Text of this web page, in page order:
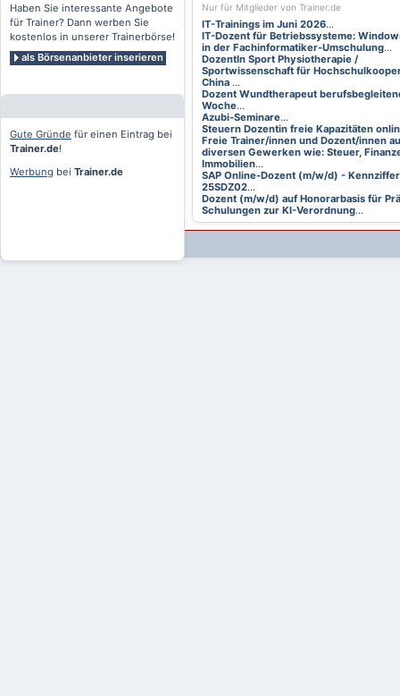
Haben Sie interessante Angebote
für Trainer? Dann werben Sie
kostenlos in unserer Trainerbörse!
als Börsenanbieter inserieren
Gute Gründe für einen Eintrag bei
Trainer.de!
Werbung bei Trainer.de
Nur für Mitglieder von Trainer.de
IT-Trainings im Juni 2026...
IT-Dozent für Betriebssysteme:
in der Fachinformatiker-Umschulung...
DozentIn Sport Physiotherapie /
Sportwissenschaft für
China ...
Dozent Wundtherapeut
Woche...
Azubi-Seminare...
Steuern Dozentin freie Kapazitäten
Freie Trainer/innen und Dozent/innen
diversen Gewerken wie: Steuer,
Immobilien...
SAP Online-Dozent (m/w/d) -
25SDZ02...
Dozent (m/w/d) auf Honorarbasis für
Schulungen zur KI-Verordnung...